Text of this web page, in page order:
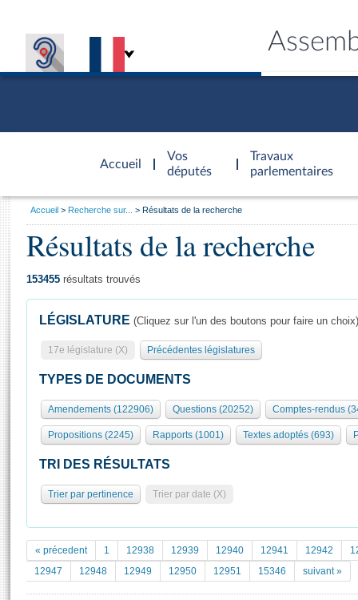
Accueil
d'accueil
Vos
députés
Travaux
parlementaires
Présidence
577 députés
Groupes politiques
Séance publique
Commissions et autres organes
Europe et International
Pétitions
Documents parlementaires
Projets de loi
Général
Rôle et pouvoirs de l'Assemblée
Organisation de l'Assemblée
Présidence Conférence des Présidents Bureau Collège des
Statistiques et chiffres clés
Documents de référence
( Constitution | Règlement de l'Assemblée ... )
Visiter l'Assemblée
Visite virtuelle du palais Bourbon
Assister à une séance
La Bibliothèque
Les archives
Vous
Accueil Recherche sur... Résultats de la recherche
Résultats de la recherche
153455 résultats trouvés
LÉGISLATURE (Cliquez sur l'un des boutons pour faire un choix)
17e législature (X) Précédentes législatures
TYPES DE DOCUMENTS
Amendements (122906) Questions (20252) Comptes-rendus
Propositions (2245) Rapports (1001) Textes adoptés (693)
TRI DES RÉSULTATS
Trier par pertinence Trier par date (X)
« précedent 1 12938 12939 12940 12941 12942
12947
12948 12949 12950 12951 15346 suivant »